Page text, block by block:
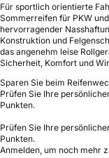
Für sportlich orientierte
Sommerreifen für PKW
hervorragender
Konstruktion und
das angenehm leise
Sicherheit, Komfort und
Sparen Sie beim
Prüfen Sie Ihre
Punkten.
Prüfen Sie Ihre
Punkten.
Anmelden, um noch mehr